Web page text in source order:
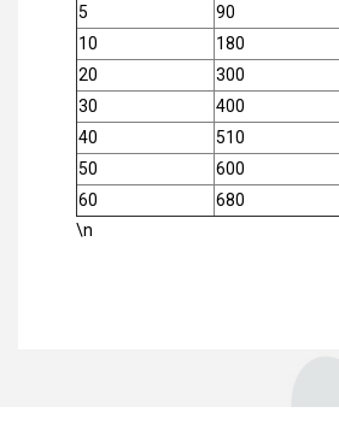
5
90
10
180
20
300
30
400
40
510
50
600
60
680
\n